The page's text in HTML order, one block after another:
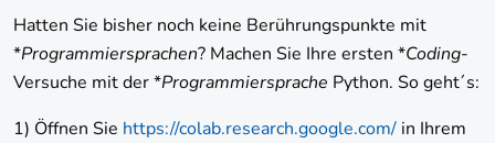
Hatten Sie bisher noch keine Berührungspunkte mit
*Programmiersprachen? Machen Sie Ihre ersten *Coding-
Versuche mit der *Programmiersprache Python. So geht´s:
1) Öffnen Sie https://colab.research.google.com/ in Ihrem